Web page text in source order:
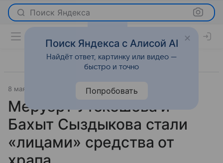
Поиск Яндекса
8 мая 2015 Новости
Меруерт Утекешева и
Бахыт Сыздыкова стали
«лицами» средства от
Поиск Яндекса с Алисой AI
Найдёт ответ, картинку или видео —
быстро и точно
Попробовать